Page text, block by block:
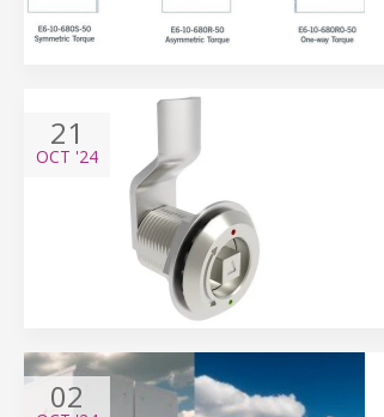
21
OCT '24
02